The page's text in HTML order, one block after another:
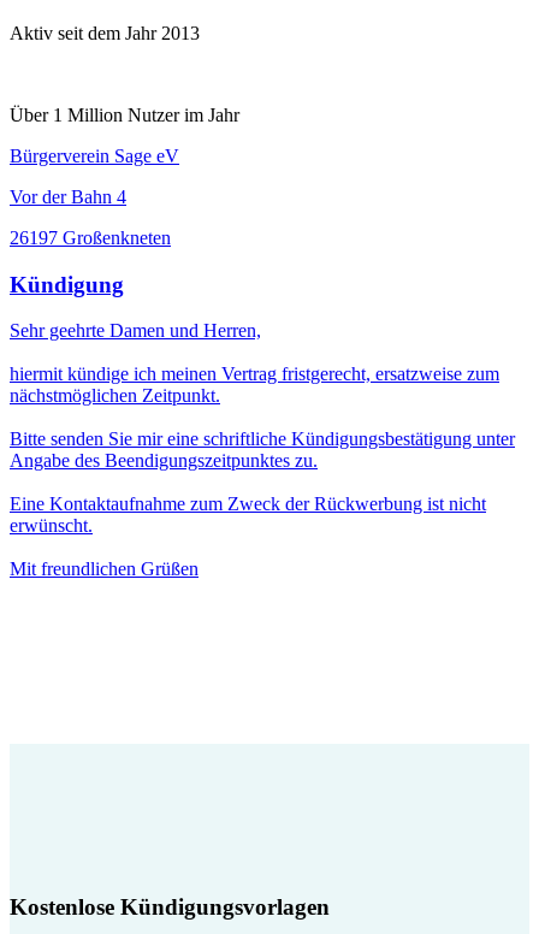
Aktiv seit dem Jahr 2013
Über 1 Million Nutzer im Jahr
Bürgerverein Sage eV
Vor der Bahn 4
26197 Großenkneten
Kündigung
Sehr geehrte Damen und Herren,
hiermit kündige ich meinen Vertrag fristgerecht, ersatzweise zum
nächstmöglichen Zeitpunkt.
Bitte senden Sie mir eine schriftliche Kündigungsbestätigung unter
Angabe des Beendigungszeitpunktes zu.
Eine Kontaktaufnahme zum Zweck der Rückwerbung ist nicht
erwünscht.
Mit freundlichen Grüßen
Kostenlose Kündigungsvorlagen